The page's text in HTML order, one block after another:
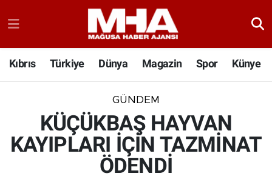
Kıbrıs Türkiye Dünya Magazin Spor Künye
GÜNDEM
KÜÇÜKBAŞ HAYVAN
KAYIPLARI İÇİN TAZMİNAT
ÖDENDİ